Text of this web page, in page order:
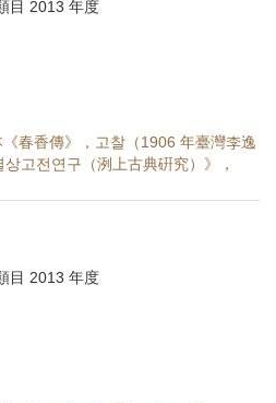
目 2013 年度
《春香傳》，고찰（1906 年臺灣李逸
고전연구（洌上古典硏究）》，
目 2013 年度